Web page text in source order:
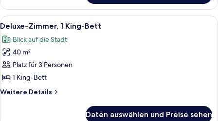
Zimmer,
1 King-
Bett
Alle
Fotos
für
Deluxe-
Zimmer,
1 King-
Bett
anzeigen
Ein Hotelzimmer mit einem großen
7
Deluxe-Zimmer, 1 King-Bett
Blick auf die Stadt
40 m²
Platz für 3 Personen
1 King-Bett
Weitere Details
Weitere
Daten auswählen und Preise sehen